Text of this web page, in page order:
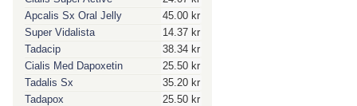
Apcalis Sx Oral Jelly
45.00 kr
Super Vidalista
14.37 kr
Tadacip
38.34 kr
Cialis Med Dapoxetin
25.50 kr
Tadalis Sx
35.20 kr
Tadapox
25.50 kr